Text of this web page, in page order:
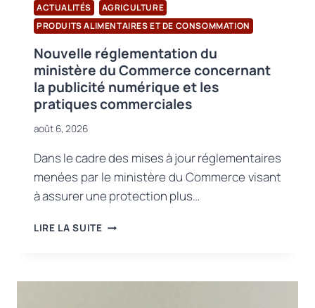
ACTUALITÉS
AGRICULTURE
PRODUITS ALIMENTAIRES ET DE CONSOMMATION
Nouvelle réglementation du
ministère du Commerce concernant
la publicité numérique et les
pratiques commerciales
août 6, 2026
Dans le cadre des mises à jour réglementaires
menées par le ministère du Commerce visant
à assurer une protection plus…
LIRE LA SUITENOUVELLE
DU